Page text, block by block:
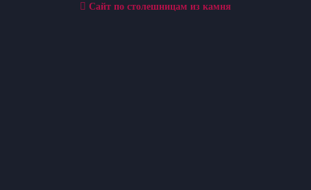
Сайт по столешницам из камня